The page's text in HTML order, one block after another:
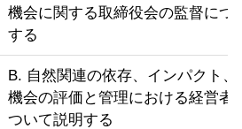
機会に関する取締役会の監督につ
する
B. 自然関連の依存、インパクト、
機会の評価と管理における経営者
ついて説明する